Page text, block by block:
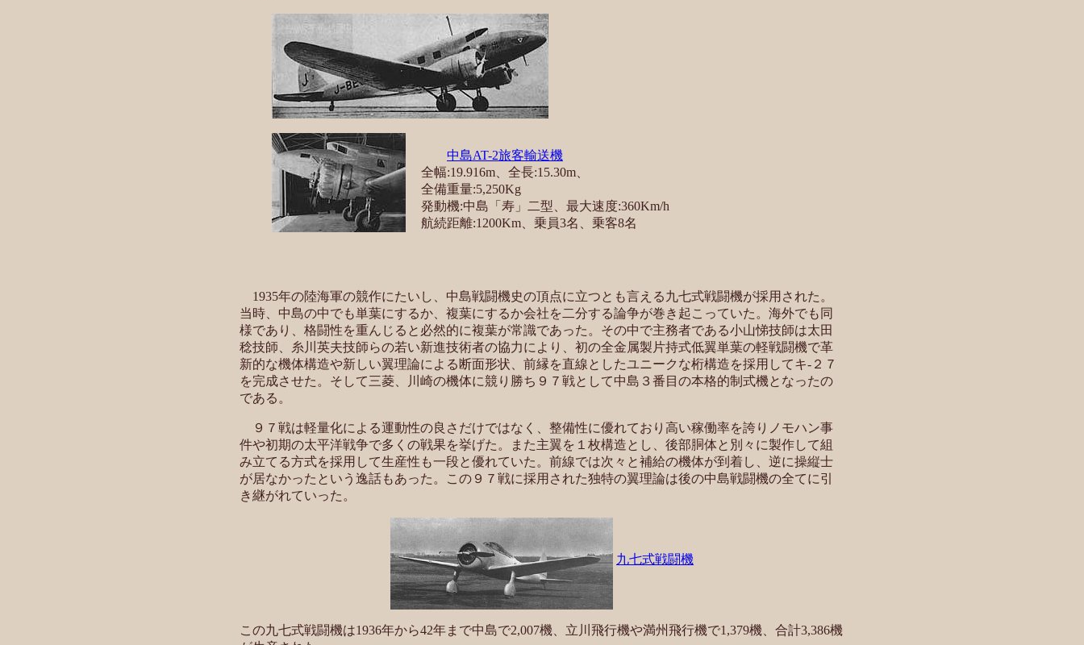
中島AT-2旅客輸送機
全幅:19.916m、全長:15.30m、
全備重量:5,250Kg
発動機:中島「寿」二型、最大速度:360Km/h
航続距離:1200Km、乗員3名、乗客8名
1935年の陸海軍の競作にたいし、中島戦闘機史の頂点に立つとも言える九七式戦闘機が採用された。
当時、中島の中でも単葉にするか、複葉にするか会社を二分する論争が巻き起こっていた。海外でも同
様であり、格闘性を重んじると必然的に複葉が常識であった。その中で主務者である小山悌技師は太田
稔技師、糸川英夫技師らの若い新進技術者の協力により、初の全金属製片持式低翼単葉の軽戦闘機で革
新的な機体構造や新しい翼理論による断面形状、前縁を直線としたユニークな桁構造を採用してキ-２７
を完成させた。そして三菱、川崎の機体に競り勝ち９７戦として中島３番目の本格的制式機となったの
である。
９７戦は軽量化による運動性の良さだけではなく、整備性に優れており高い稼働率を誇りノモハン事
件や初期の太平洋戦争で多くの戦果を挙げた。また主翼を１枚構造とし、後部胴体と別々に製作して組
み立てる方式を採用して生産性も一段と優れていた。前線では次々と補給の機体が到着し、逆に操縦士
が居なかったという逸話もあった。この９７戦に採用された独特の翼理論は後の中島戦闘機の全てに引
き継がれていった。
九七式戦闘機
この九七式戦闘機は1936年から42年まで中島で2,007機、立川飛行機や満州飛行機で1,379機、合計3,386機